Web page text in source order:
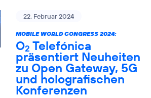
22. Februar 2024
MOBILE WORLD CONGRESS 2024:
O2 Telefónica
präsentiert Neuheiten
zu Open Gateway, 5G
und holografischen
Konferenzen